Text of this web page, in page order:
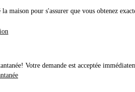
maison pour s'assurer que vous obtenez
Votre demande est acceptée